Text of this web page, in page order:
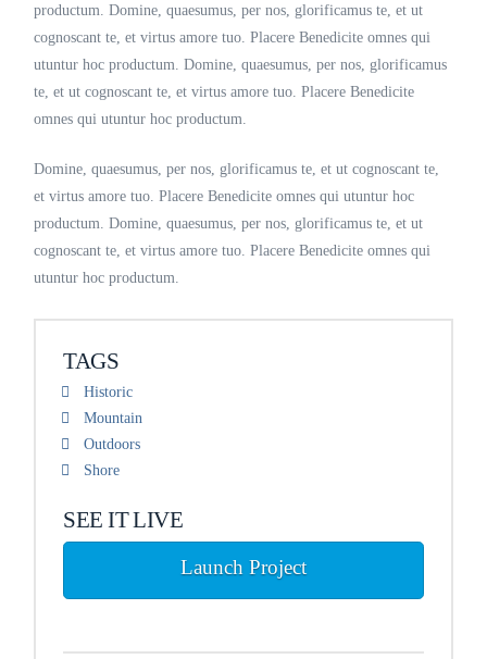
productum. Domine, quaesumus, per nos, glorificamus te, et ut
cognoscant te, et virtus amore tuo. Placere Benedicite omnes qui
utuntur hoc productum. Domine, quaesumus, per nos, glorificamus
te, et ut cognoscant te, et virtus amore tuo. Placere Benedicite
omnes qui utuntur hoc productum.
Domine, quaesumus, per nos, glorificamus te, et ut cognoscant te,
et virtus amore tuo. Placere Benedicite omnes qui utuntur hoc
productum. Domine, quaesumus, per nos, glorificamus te, et ut
cognoscant te, et virtus amore tuo. Placere Benedicite omnes qui
utuntur hoc productum.
TAGS
Historic
Mountain
Outdoors
Shore
SEE IT LIVE
Launch Project